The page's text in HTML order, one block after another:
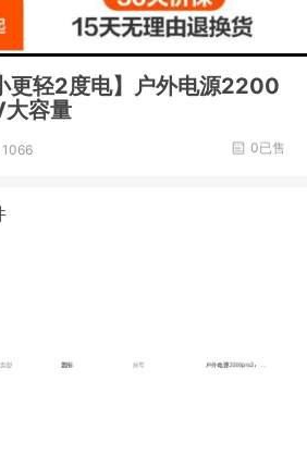
更轻2度电】户外电源2200
容量
1066 0已售